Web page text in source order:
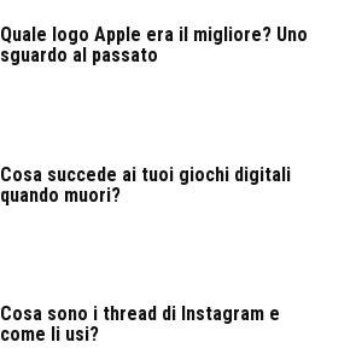
Quale logo Apple era il migliore? Uno
sguardo al passato
Cosa succede ai tuoi giochi digitali
quando muori?
Cosa sono i thread di Instagram e
come li usi?